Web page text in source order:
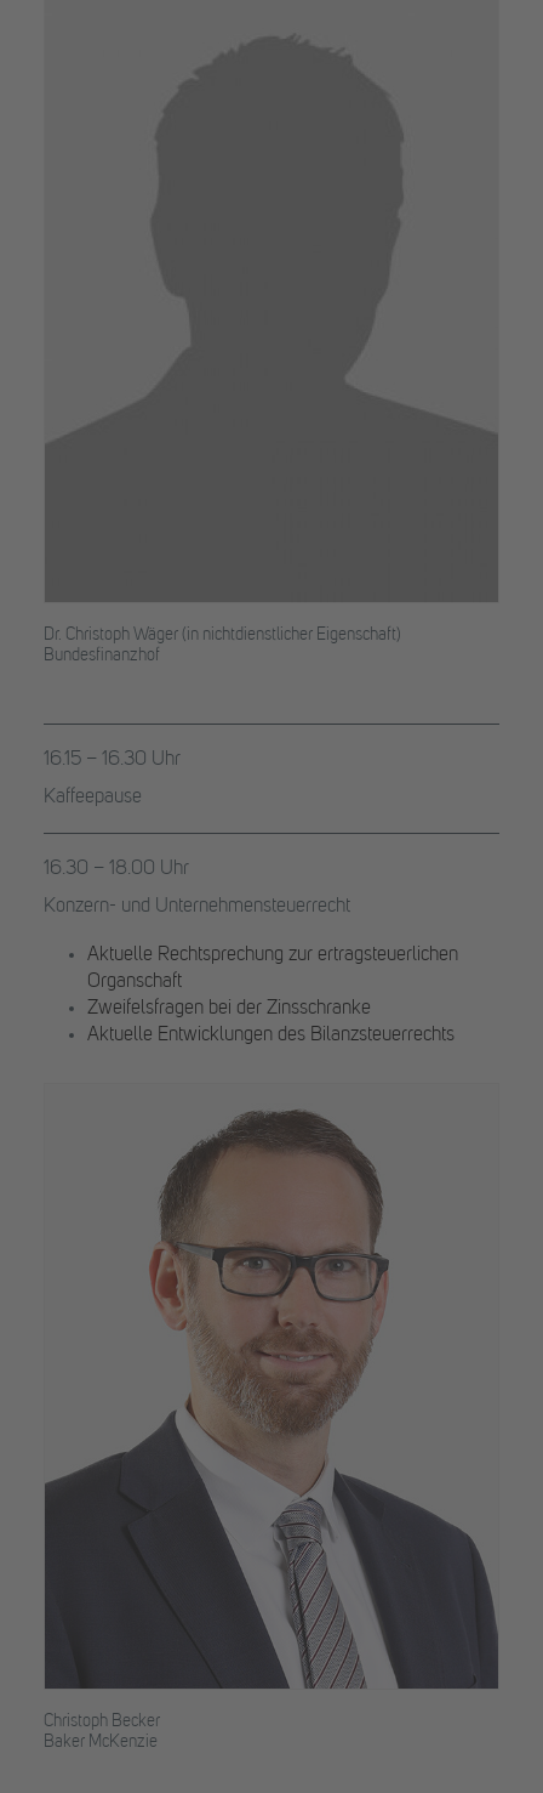
Dr. Christoph Wäger (in nichtdienstlicher Eigenschaft)
Bundesfinanzhof
16.15 – 16.30 Uhr
Kaffeepause
16.30 – 18.00 Uhr
Konzern- und Unternehmensteuerrecht
Aktuelle Rechtsprechung zur ertragsteuerlichen
Organschaft
Zweifelsfragen bei der Zinsschranke
Aktuelle Entwicklungen des Bilanzsteuerrechts
Christoph Becker
Baker McKenzie